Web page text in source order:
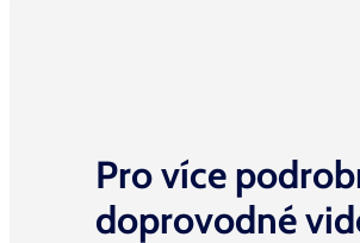
Pro více
doprovodné